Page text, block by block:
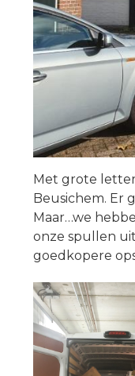
Met grote
Beusichem. Er
Maar…we
onze spullen
goedkopere